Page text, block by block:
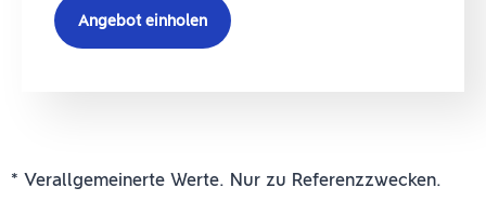
Angebot einholen
* Verallgemeinerte Werte. Nur zu Referenzzwecken.